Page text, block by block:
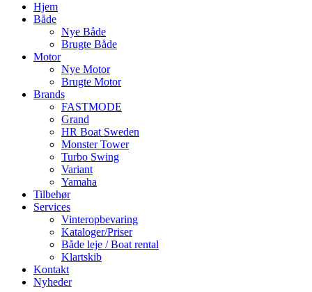
Hjem
Både
Nye Både
Brugte Både
Motor
Nye Motor
Brugte Motor
Brands
FASTMODE
Grand
HR Boat Sweden
Monster Tower
Turbo Swing
Variant
Yamaha
Tilbehør
Services
Vinteropbevaring
Kataloger/Priser
Både leje / Boat rental
Klartskib
Kontakt
Nyheder